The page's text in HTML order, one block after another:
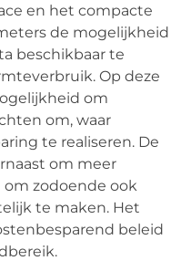
en het compacte
de mogelijkheid
beschikbaar te
Op deze
om
om, waar
te realiseren. De
om meer
zodoende ook
te maken. Het
beleid